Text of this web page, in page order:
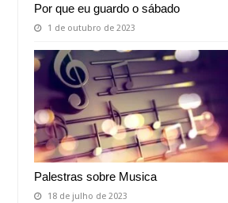
Por que eu guardo o sábado
1 de outubro de 2023
Palestras sobre Musica
18 de julho de 2023